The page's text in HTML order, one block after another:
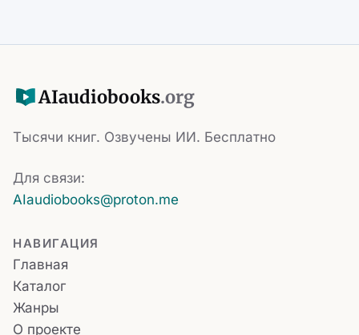
AIaudiobooks.org
Тысячи книг. Озвучены ИИ. Бесплатно
Для связи:
AIaudiobooks@proton.me
НАВИГАЦИЯ
Главная
Каталог
Жанры
О проекте